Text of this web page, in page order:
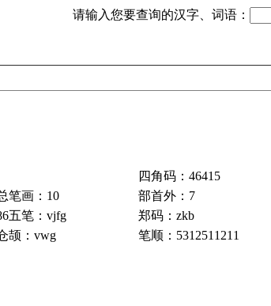
请输入您要查询的汉字、词语：
四角码：46415
笔画：10
部首外：7
五笔：vjfg
郑码：zkb
颉：vwg 笔顺：5312511211